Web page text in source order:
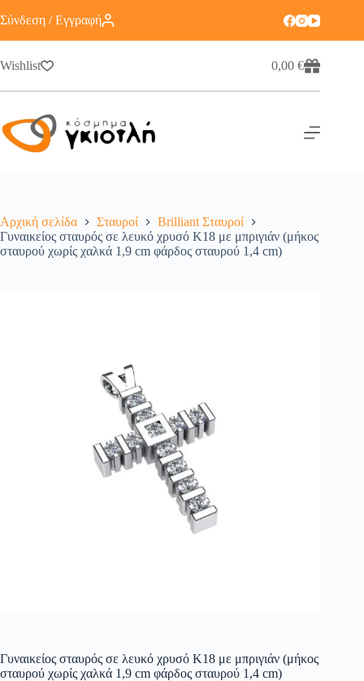
Σύνδεση / Εγγραφή
Wishlist 0,00€
Αρχική σελίδα Σταυροί
Brilliant Σταυροί
Γυναικείος σταυρός σε λευκό χρυσό Κ18 με μπριγιάν (μήκος
σταυρού χωρίς χαλκά 1,9 cm φάρδος σταυρού 1,4 cm)
Γυναικείος σταυρός σε λευκό χρυσό Κ18 με μπριγιάν (μήκος
σταυρού χωρίς χαλκά 1,9 cm φάρδος σταυρού 1,4 cm)